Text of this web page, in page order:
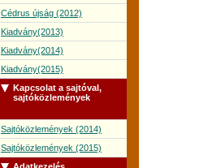
Cédrus újság (2012)
Kiadvány(2013)
Kiadvány(2014)
Kiadvány(2015)
Kapcsolat a sajtóval,
sajtóközlemények
Sajtóközlemények (2014)
Sajtóközlemények (2015)